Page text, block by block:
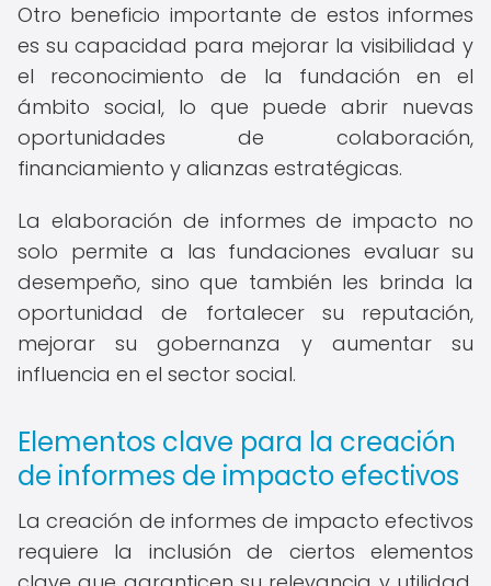
Otro beneficio importante de estos informes
es su capacidad para mejorar la visibilidad y
el reconocimiento de la fundación en el
ámbito social, lo que puede abrir nuevas
oportunidades de colaboración,
financiamiento y alianzas estratégicas.
La elaboración de informes de impacto no
solo permite a las fundaciones evaluar su
desempeño, sino que también les brinda la
oportunidad de fortalecer su reputación,
mejorar su gobernanza y aumentar su
influencia en el sector social.
Elementos clave para la creación
de informes de impacto efectivos
La creación de informes de impacto efectivos
requiere la inclusión de ciertos elementos